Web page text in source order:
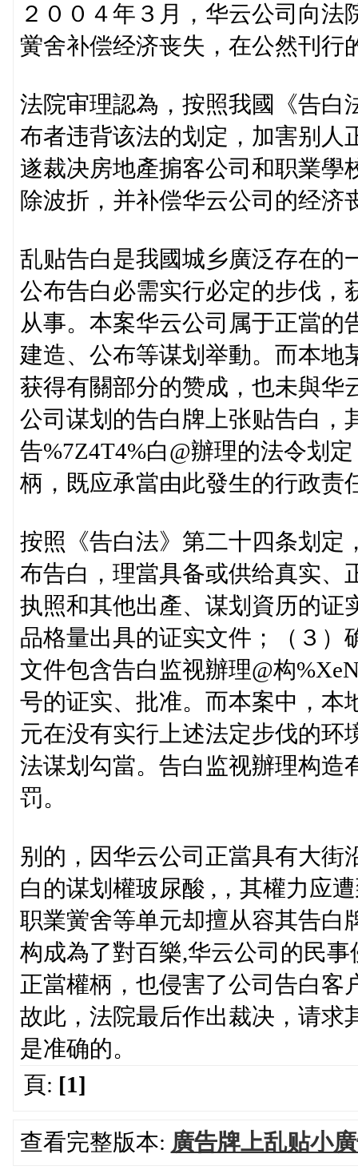
２００４年３月，华云公司向
黉舍补偿经济丧失，在公然刊行
法院审理認為，按照我國《告白
布者违背该法的划定，加害别人
遂裁决房地產掮客公司和职業學
除波折，并补偿华云公司的经济
乱贴告白是我國城乡廣泛存在的
公布告白必需实行必定的步伐，
从事。本案华云公司属于正當的
建造、公布等谋划举動。而本地
获得有關部分的赞成，也未與华
公司谋划的告白牌上张贴告白，
告%7Z4T4%白@辦理的法令划
柄，既应承當由此發生的行政责
按照《告白法》第二十四条划定
布告白，理當具备或供给真实、
执照和其他出產、谋划資历的证
品格量出具的证实文件；（３）
文件包含告白监视辦理@构
号的证实、批准。而本案中，本
元在没有实行上述法定步伐的环
法谋划勾當。告白监视辦理构造
罚。
别的，因华云公司正當具有大街
白的谋划權玻尿酸 ,，其權力应
职業黉舍等单元却擅从容其告白
构成為了對百樂,华云公司的民
正當權柄，也侵害了公司告白客
故此，法院最后作出裁决，请求
是准确的。
頁: [1]
查看完整版本: 廣告牌上乱贴小